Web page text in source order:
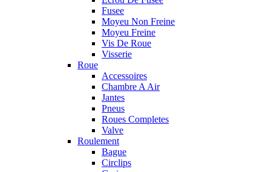
Fusee
Moyeu Non Freine
Moyeu Freine
Vis De Roue
Visserie
Roue
Accessoires
Chambre A Air
Jantes
Pneus
Roues Completes
Valve
Roulement
Bague
Circlips